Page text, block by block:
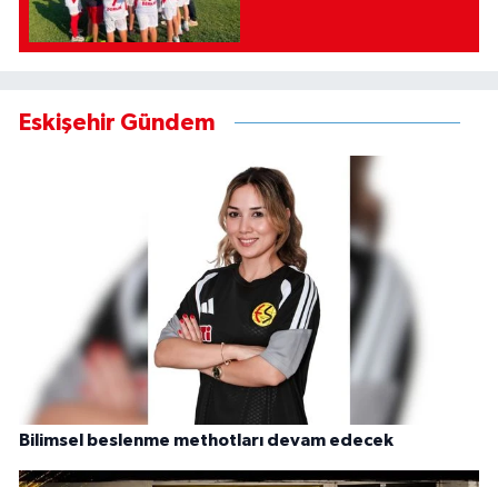
Eskişehir Gündem
Bilimsel beslenme methotları devam edecek